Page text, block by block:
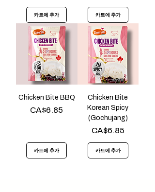
카트에 추가 카트에 추가
Chicken Bite BBQ
가격
CA$6.85
카트에 추가
Chicken Bite
Korean Spicy
(Gochujang)
가격
CA$6.85
카트에 추가